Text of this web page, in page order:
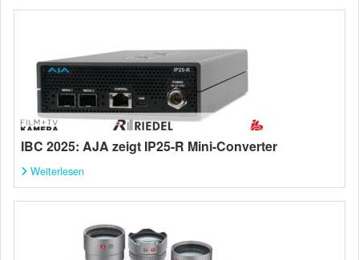
IBC 2025: AJA zeigt IP25-R Mini-Converter
Weiterlesen